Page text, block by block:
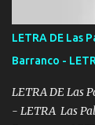
POR CLAVE
tirante
se ve limpio el
misma piedra
en corto me tiró a
LETRA DE Las
Barranco -
LETRA DE Las
- LETRA Las